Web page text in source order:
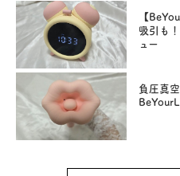
【
吸引も
ュー
負圧真